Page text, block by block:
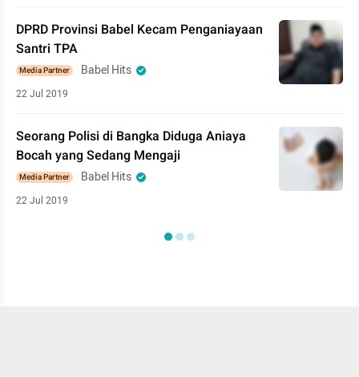
DPRD Provinsi Babel Kecam Penganiayaan
Santri TPA
Media Partner Babel Hits
22 Jul 2019
Seorang Polisi di Bangka Diduga Aniaya
Bocah yang Sedang Mengaji
Media Partner Babel Hits
22 Jul 2019